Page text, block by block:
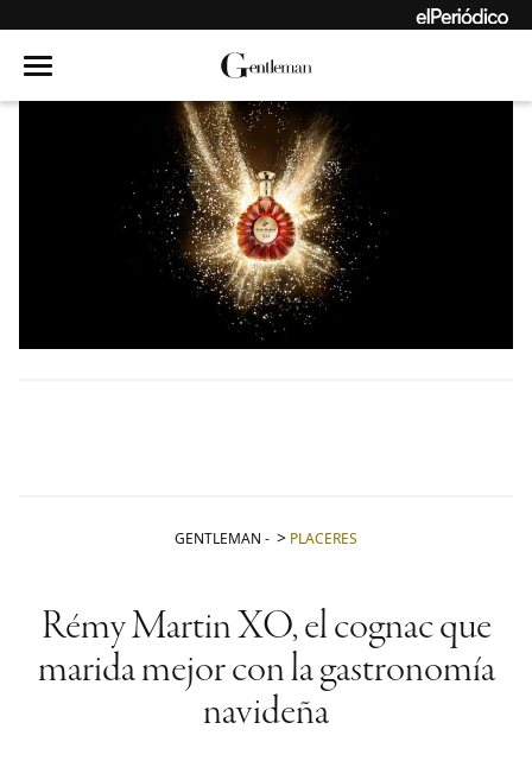
GENTLEMAN - PLACERES
Rémy Martin XO, el cognac que
marida mejor con la gastronomía
navideña